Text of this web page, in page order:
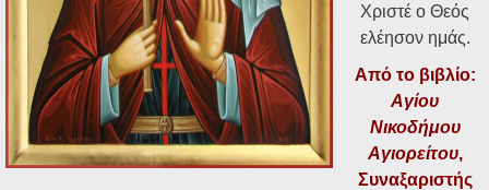
Χριστέ ο Θεός
ελέησον ημάς.
Από το βιβλίο:
Αγίου
Νικοδήμου
Αγιορείτου,
Συναξαριστής